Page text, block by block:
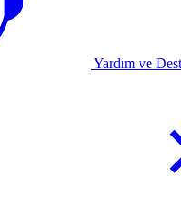
Yardım ve